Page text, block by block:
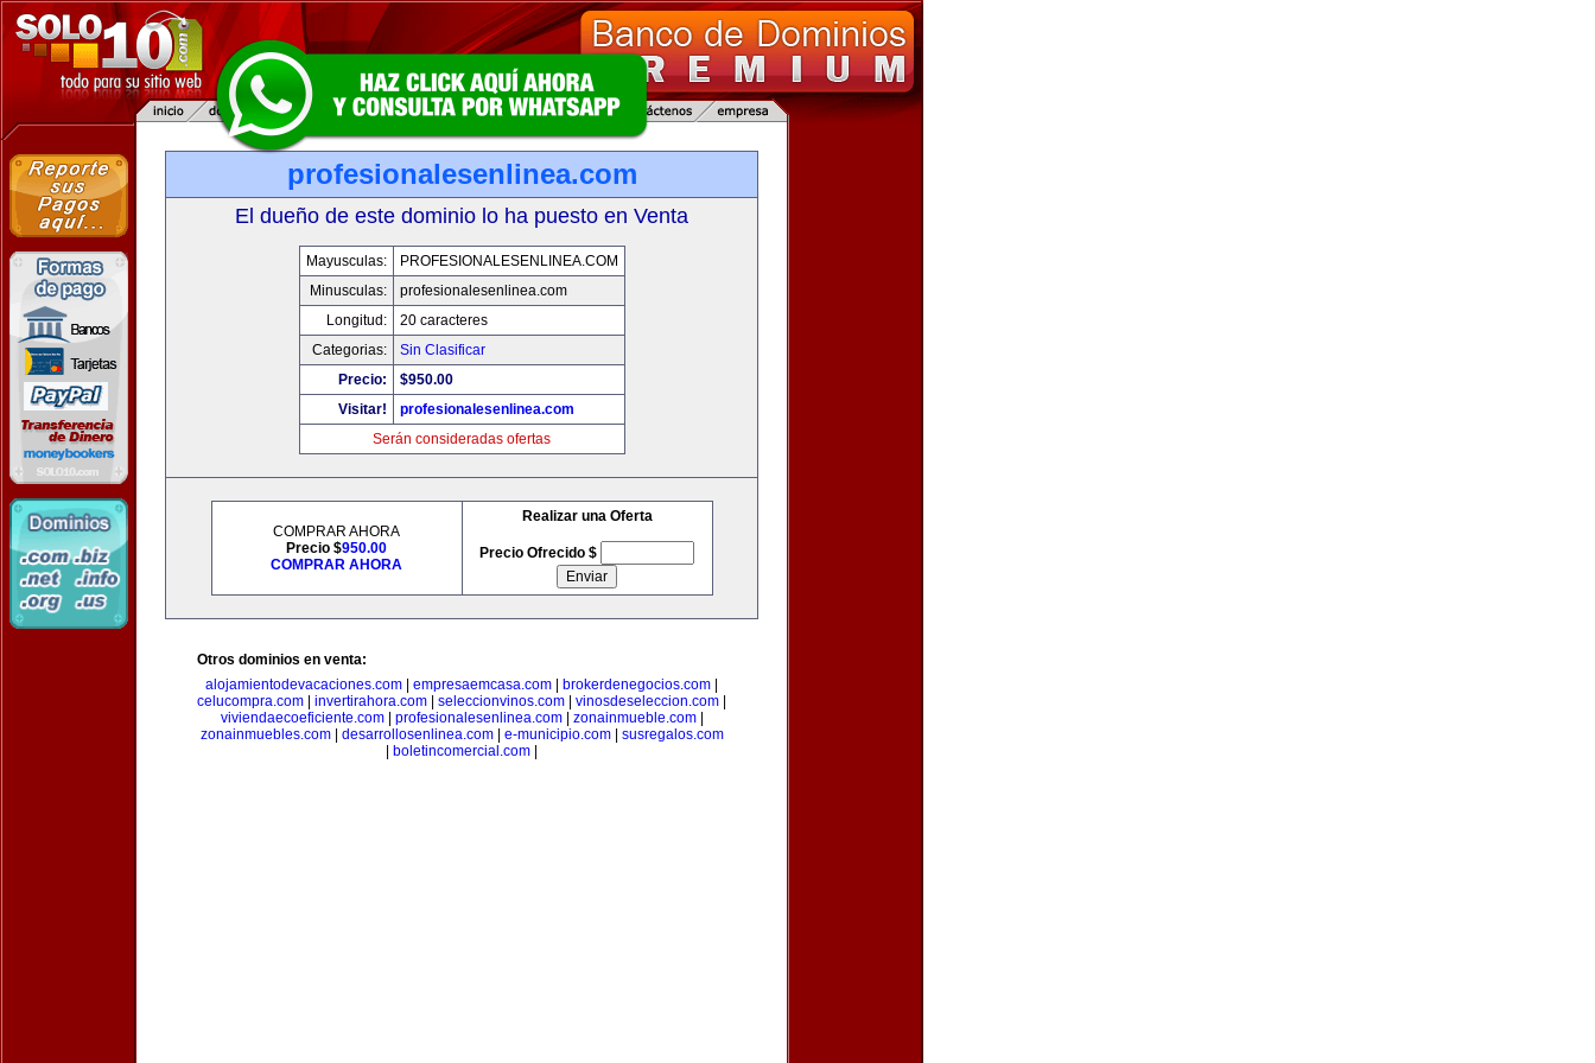
profesionalesenlinea.com
El dueño de este dominio lo ha puesto en Venta
Mayusculas:
PROFESIONALESENLINEA.COM
Minusculas:
profesionalesenlinea.com
Longitud:
20 caracteres
Categorias:
Sin Clasificar
Precio:
$950.00
Visitar!
profesionalesenlinea.com
Serán consideradas ofertas
COMPRAR AHORA
Precio $950.00
COMPRAR AHORA
Realizar una Oferta
Precio Ofrecido $
Otros dominios en venta:
alojamientodevacaciones.com
empresaemcasa.com brokerdenegocios.com
celucompra.com
invertirahora.com seleccionvinos.com vinosdeseleccion.com
viviendaecoeficiente.com| profesionalesenlinea.com| zonainmueble.com|
zonainmuebles.com| desarrollosenlinea.com| e-municipio.com| susregalos.com
boletincomercial.com